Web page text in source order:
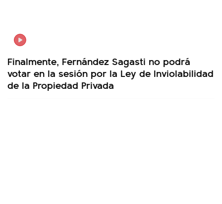
Finalmente, Fernández Sagasti no podrá
votar en la sesión por la Ley de Inviolabilidad
de la Propiedad Privada